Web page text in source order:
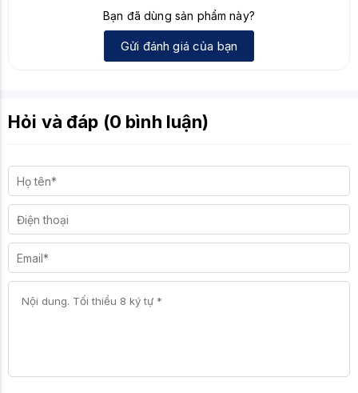
Bạn đã dùng sản phẩm này?
Gửi đánh giá của bạn
Hỏi và đáp (0 bình luận)